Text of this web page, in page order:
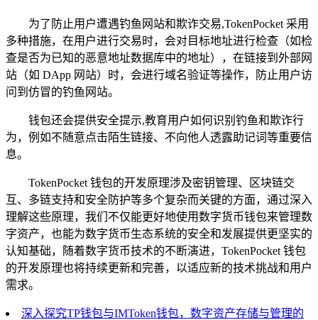
为了防止用户遭遇钓鱼网站和欺诈交易,TokenPocket 采用
多种措施，在用户进行交易时，会对目标地址进行检查（如检
查是否为已知的恶意地址数据库中的地址），在链接到外部网
站（如 DApp 网站）时，会进行域名验证等操作，防止用户访
问到仿冒的钓鱼网站。
钱包还会提供安全提示,教育用户如何识别钓鱼和欺诈行
为，例如不随意点击陌生链接、不向他人透露助记词等重要信
息。
TokenPocket 钱包的开发原理涉及密钥管理、区块链交
互、多链支持和安全防护等多个复杂而关键的方面，通过深入
理解这些原理，我们不仅能更好地使用数字货币钱包来管理数
字资产，也能为数字货币生态系统的安全和发展提供更坚实的
认知基础，随着数字货币技术的不断演进，TokenPocket 钱包
的开发原理也将持续更新和完善，以适应新的技术挑战和用户
需求。
深入探究TP钱包与IMToken钱包，数字资产存储与管理的